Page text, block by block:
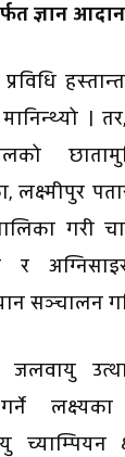
ज्ञान
।
लक्ष्मीपुर
गरी
र
सञ्चालन
जलवायु
च्याम्पियन